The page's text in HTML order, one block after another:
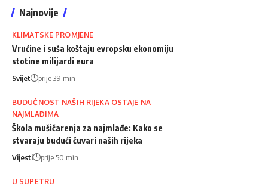
Najnovije
KLIMATSKE PROMJENE
Vrućine i suša koštaju evropsku ekonomiju
stotine milijardi eura
Svijet prije 39 min
BUDUĆNOST NAŠIH RIJEKA OSTAJE NA
NAJMLAĐIMA
Škola mušičarenja za najmlađe: Kako se
stvaraju budući čuvari naših rijeka
Vijesti prije 50 min
U SUPETRU